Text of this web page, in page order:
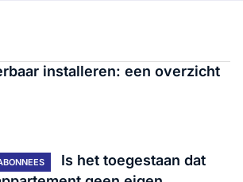
installeren: een overzicht
Is het toegestaan dat